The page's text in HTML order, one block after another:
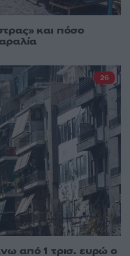
και πόσο
από 1 τρισ. ευρώ ο
26